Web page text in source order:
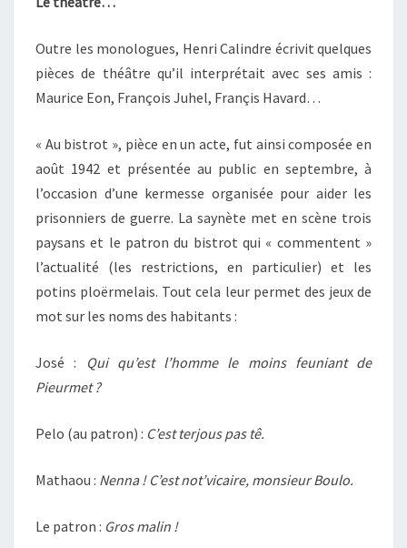
Outre les monologues, Henri Calindre écrivit quelques
pièces de théâtre qu’il interprétait avec ses amis :
Maurice Eon, François Juhel, Françis Havard…
« Au bistrot », pièce en un acte, fut ainsi composée en
août 1942 et présentée au public en septembre, à
l’occasion d’une kermesse organisée pour aider les
prisonniers de guerre. La saynète met en scène trois
paysans et le patron du bistrot qui « commentent »
l’actualité (les restrictions, en particulier) et les
potins ploërmelais. Tout cela leur permet des jeux de
mot sur les noms des habitants :
José :
Qui qu’est l’homme le moins feuniant de
Pieurmet ?
Pelo (au patron) : C’est terjous pas tê.
Mathaou : Nenna ! C’est not’vicaire, monsieur Boulo.
Le patron : Gros malin !